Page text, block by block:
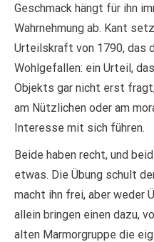
Geschmack hängt für ihn
Wahrnehmung ab. Kant
Urteilskraft von 1790, das
Wohlgefallen: ein Urteil,
Objekts gar nicht erst
am Nützlichen oder am
Interesse mit sich führen.
Beide haben recht, und
etwas. Die Übung schult
macht ihn frei, aber weder
allein bringen einen dazu,
alten Marmorgruppe die